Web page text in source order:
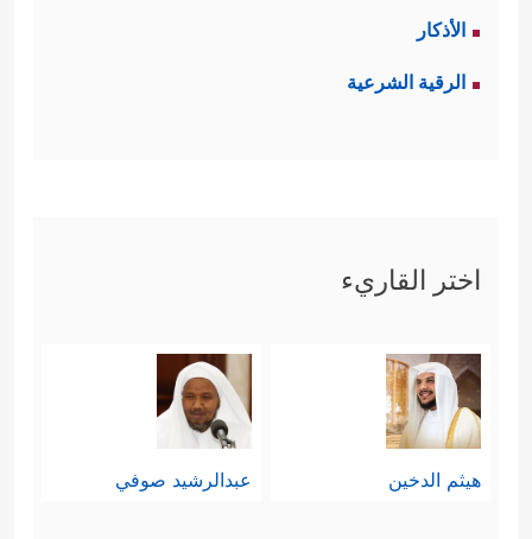
الأذكار
الرقية الشرعية
اختر القاريء
هيثم الدخين عبدالرشيد صوفي